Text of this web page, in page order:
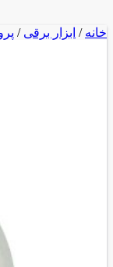
خانه / ابزار برقی /